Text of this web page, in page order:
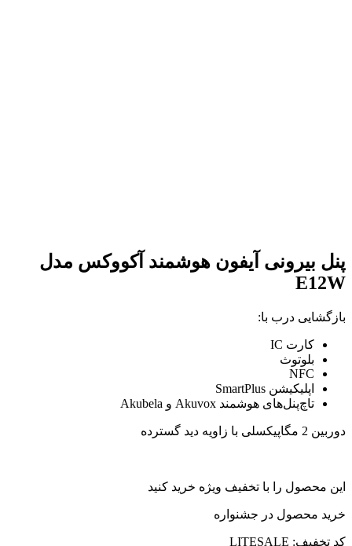
پنل بیرونی آیفون هوشمند آکووکس مدل
E12W
بازگشایی درب با:
کارت IC
بلوتوث
NFC
اپلیکیشن SmartPlus
تاچ‌پنل‌های هوشمند Akuvox و Akubela
دوربین 2 مگاپیکسلی با زاویه دید گسترده
این محصول را با تخفیف ویژه خرید کنید
خرید محصول در جشنواره
کد تخفیف: LITESALE